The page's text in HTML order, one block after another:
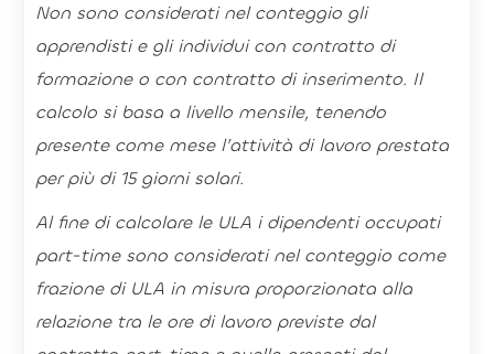
Non sono considerati nel conteggio gli
apprendisti e gli individui con contratto di
formazione o con contratto di inserimento. Il
calcolo si basa a livello mensile, tenendo
presente come mese l’attività di lavoro prestata
per più di 15 giorni solari.
Al fine di calcolare le ULA i dipendenti occupati
part-time sono considerati nel conteggio come
frazione di ULA in misura proporzionata alla
relazione tra le ore di lavoro previste dal